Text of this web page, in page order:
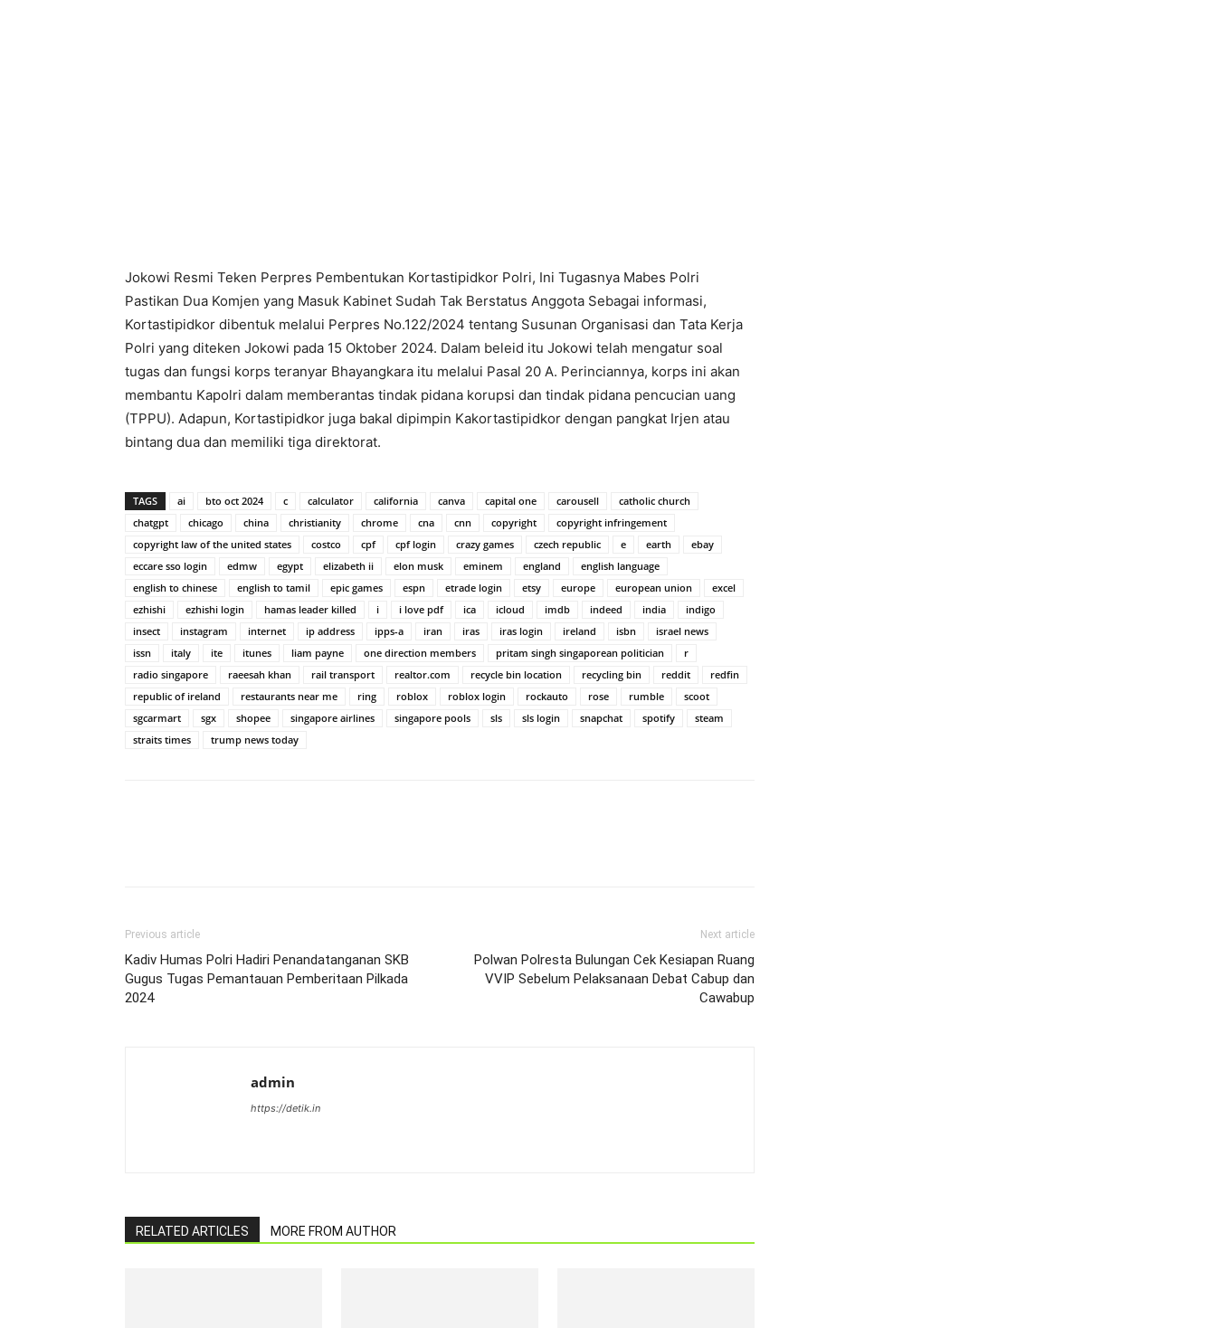
Jokowi Resmi Teken Perpres Pembentukan Kortastipidkor Polri, Ini Tugasnya Mabes Polri
Pastikan Dua Komjen yang Masuk Kabinet Sudah Tak Berstatus Anggota Sebagai informasi,
Kortastipidkor dibentuk melalui Perpres No.122/2024 tentang Susunan Organisasi dan Tata Kerja
Polri yang diteken Jokowi pada 15 Oktober 2024. Dalam beleid itu Jokowi telah mengatur soal
tugas dan fungsi korps teranyar Bhayangkara itu melalui Pasal 20 A. Perinciannya, korps ini akan
membantu Kapolri dalam memberantas tindak pidana korupsi dan tindak pidana pencucian uang
(TPPU). Adapun, Kortastipidkor juga bakal dipimpin Kakortastipidkor dengan pangkat Irjen atau
bintang dua dan memiliki tiga direktorat.
TAGS ai bto oct 2024 c calculator california canva capital one carousell
catholic church
chatgpt
chicago china christianity chrome cna cnn copyright
copyright infringement
copyright law of the united states
costco cpf cpf login crazy games czech republic e earth
ebay
eccare sso login
edmw egypt elizabeth ii elon musk eminem england
english language
english to chinese
english to tamil epic games espn etrade login etsy europe european union
excel
ezhishi
ezhishi login hamas leader killed i i love pdf ica icloud imdb indeed india
indigo
insect
instagram internet ip address ipps-a iran iras iras login ireland isbn
israel news
issn
italy ite itunes liam payne one direction members pritam singh singaporean politician
r
radio singapore
raeesah khan rail transport realtor.com recycle bin location recycling bin reddit
redfin
republic of ireland
restaurants near me ring roblox roblox login rockauto rose rumble
scoot
sgcarmart
sgx shopee singapore airlines singapore pools sls sls login snapchat spotify
steam
straits times
trump news today
Previous article
Kadiv Humas Polri Hadiri Penandatanganan SKB
Gugus Tugas Pemantauan Pemberitaan Pilkada
2024
Next article
Polwan Polresta Bulungan Cek Kesiapan Ruang
VVIP Sebelum Pelaksanaan Debat Cabup dan
Cawabup
admin
https://detik.in
RELATED ARTICLES MORE FROM AUTHOR